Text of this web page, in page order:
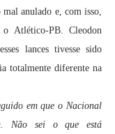
anulado e, com isso,
Atlético-PB. Cleodon
lances tivesse sido
totalmente diferente na
em que o Nacional
Não sei o que está